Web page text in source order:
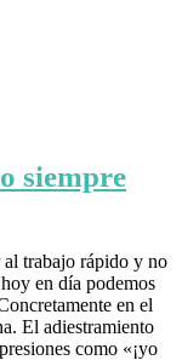
siempre
al trabajo rápido y no
en día podemos
en el
El adiestramiento
como «¡yo